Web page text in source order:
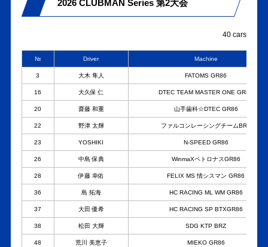
2026 CLUBMAN Series 第2大会
40 cars
№ Driver Machine
3 大木 隼人 FATOMS GR86
16 大久保 仁 DTEC TEAM MASTER ONE GR86
20 齋藤 和重 山手歯科☆DTEC GR86
22 野津 太輝 ファルコンレーシングチームBRZ
23 YOSHIKI N-SPEED GR86
26 中島 保典 WinmaXペトロナスGR86
28 伊藤 幸佑 FELIX MS 情シスマン GR86
36 島 拓海 HC RACING ML WM GR86
37 大田 優希 HC RACING SP BTXGR86
38 松田 大輝 SDG KTP BRZ
48 荒川 美恵子 MIEKO GR86